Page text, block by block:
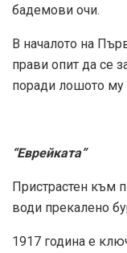
бадемови очи.
В началото на
прави опит да се
поради лошото му
“Еврейката”
Пристрастен към
води прекалено
1917 година е